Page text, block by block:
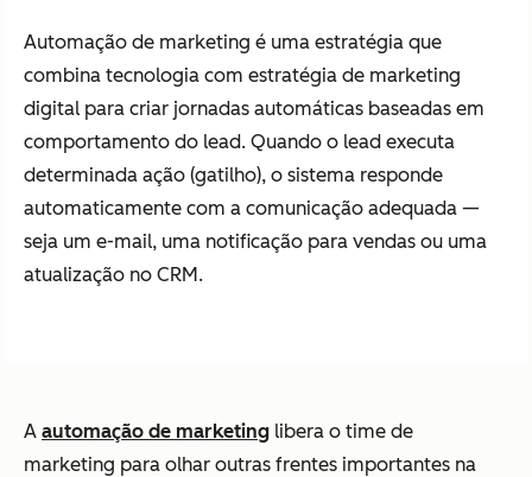
Automação de marketing é uma estratégia que
combina tecnologia com estratégia de marketing
digital para criar jornadas automáticas baseadas em
comportamento do lead. Quando o lead executa
determinada ação (gatilho), o sistema responde
automaticamente com a comunicação adequada —
seja um e-mail, uma notificação para vendas ou uma
atualização no CRM.
A automação de marketing libera o time de
marketing para olhar outras frentes importantes na